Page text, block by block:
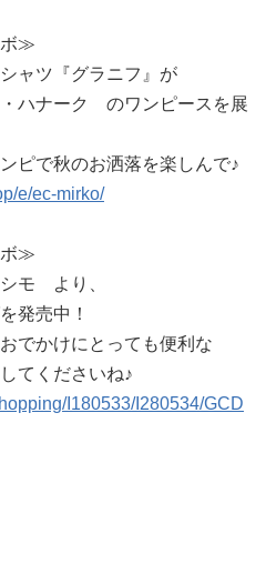
ボ≫
ャツ『グラニフ』が
ハナーク のワンピースを展
ピで秋のお洒落を楽しんで♪
e/ec-mirko/
ボ≫
モ より、
発売中！
でかけにとっても便利な
てくださいね♪
I180533/I280534/GCD